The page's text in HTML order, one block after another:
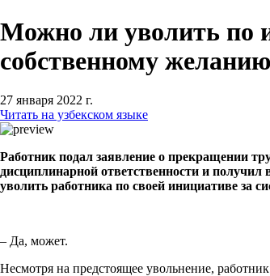
Можно ли уволить по
собственному
27 января 2022 г.
Читать на узбекском языке
Работник подал заявление о прекращении
дисциплинарной ответственности и
уволить работника по своей инициативе за
– Да, может.
Несмотря на предстоящее увольнение,